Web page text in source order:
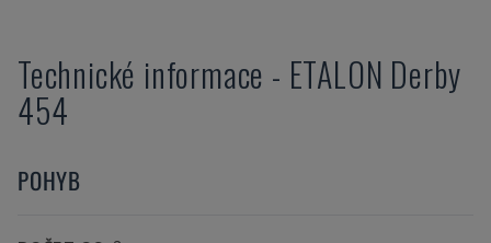
Technické informace - ETALON Derby
454
POHYB